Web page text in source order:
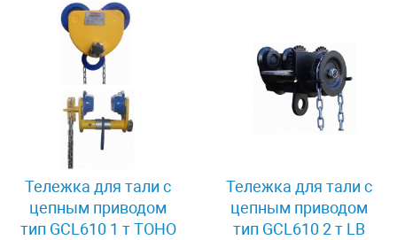
Тележка для тали с
цепным приводом
тип GCL610 1 т TOHO
Тележка для тали с
цепным приводом
тип GCL610 2 т LB